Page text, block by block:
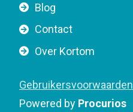
v
i
a
i
o
Blog
Contact
Over Kortom
F
o
Gebruikersvoorwaarden
Powered by Procurios
t
i
o